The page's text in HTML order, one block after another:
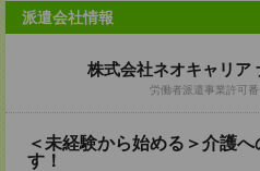
派遣会社情報
株式会社ネオキャリア
労働者派遣事業許可
＜未経験から始める＞介護
す！